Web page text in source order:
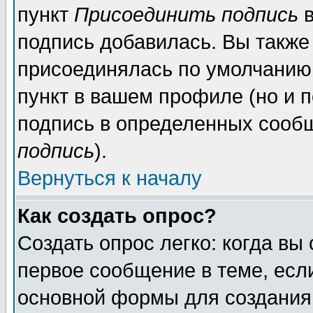
пункт Присоединить подпись
подпись добавилась. Вы
присоединялась по
пункт в вашем профиле (но и
подпись в определенных
подпись).
Вернуться к началу
Как создать опрос?
Создать опрос легко: когда
первое сообщение в теме,
основной формы для